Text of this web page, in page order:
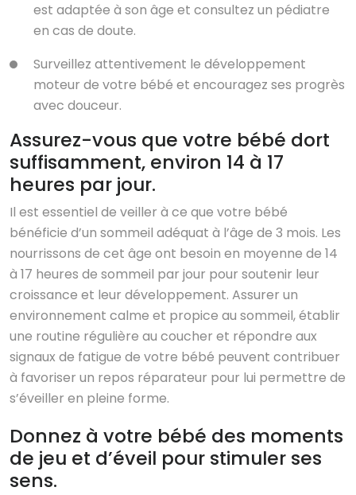
est adaptée à son âge et consultez un pédiatre
en cas de doute.
Surveillez attentivement le développement
moteur de votre bébé et encouragez ses progrès
avec douceur.
Assurez-vous que votre bébé dort
suffisamment, environ 14 à 17
heures par jour.
Il est essentiel de veiller à ce que votre bébé
bénéficie d’un sommeil adéquat à l’âge de 3 mois. Les
nourrissons de cet âge ont besoin en moyenne de 14
à 17 heures de sommeil par jour pour soutenir leur
croissance et leur développement. Assurer un
environnement calme et propice au sommeil, établir
une routine régulière au coucher et répondre aux
signaux de fatigue de votre bébé peuvent contribuer
à favoriser un repos réparateur pour lui permettre de
s’éveiller en pleine forme.
Donnez à votre bébé des moments
de jeu et d’éveil pour stimuler ses
sens.